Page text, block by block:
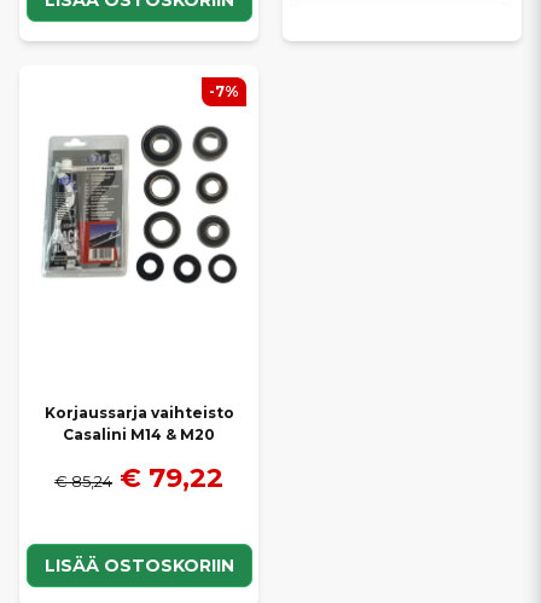
Korjaussarja vaihteisto
Casalini M14 & M20
€ 85,24 € 79,22
LISÄÄ OSTOSKORIIN
-7%